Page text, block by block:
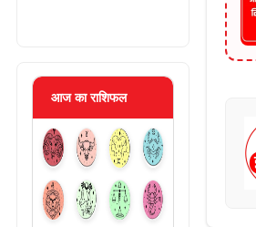
आज का राशिफल